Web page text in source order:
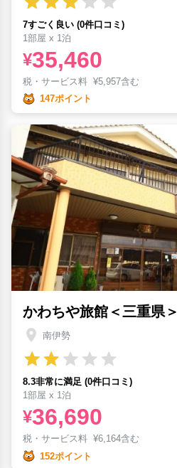
7すごく良い (0件口コミ)
1部屋 x 1泊
¥35,460
税・サービス料 ¥5,957含む
147ポイント
かわちや旅館＜三重県＞
南伊勢
8.3非常に満足 (0件口コミ)
1部屋 x 1泊
¥36,690
税・サービス料 ¥6,164含む
152ポイント